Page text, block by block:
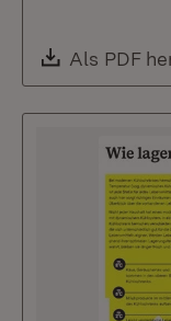
Download:
Als PDF